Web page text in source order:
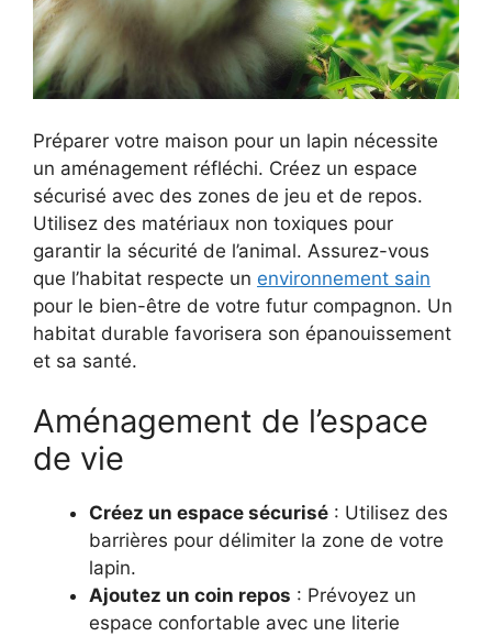
Préparer votre maison pour un lapin nécessite
un aménagement réfléchi. Créez un espace
sécurisé avec des zones de jeu et de repos.
Utilisez des matériaux non toxiques pour
garantir la sécurité de l’animal. Assurez-vous
que l’habitat respecte un environnement sain
pour le bien-être de votre futur compagnon. Un
habitat durable favorisera son épanouissement
et sa santé.
Aménagement de l’espace
de vie
Créez un espace sécurisé : Utilisez des
barrières pour délimiter la zone de votre
lapin.
Ajoutez un coin repos : Prévoyez un
espace confortable avec une literie